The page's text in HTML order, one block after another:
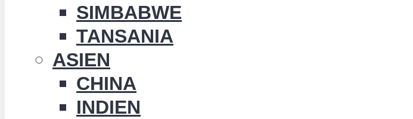
SIMBABWE
TANSANIA
ASIEN
CHINA
INDIEN